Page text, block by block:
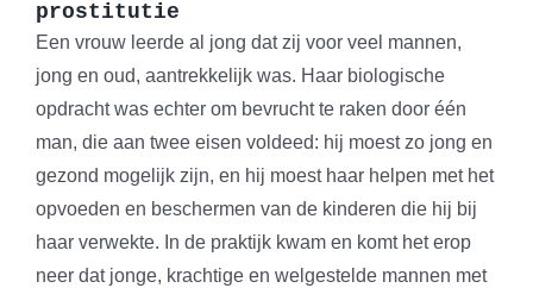
prostitutie
Een vrouw leerde al jong dat zij voor veel mannen,
jong en oud, aantrekkelijk was. Haar biologische
opdracht was echter om bevrucht te raken door één
man, die aan twee eisen voldeed: hij moest zo jong en
gezond mogelijk zijn, en hij moest haar helpen met het
opvoeden en beschermen van de kinderen die hij bij
haar verwekte. In de praktijk kwam en komt het erop
neer dat jonge, krachtige en welgestelde mannen met